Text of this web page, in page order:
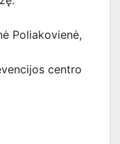
Poliakovienė,
centro